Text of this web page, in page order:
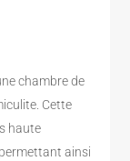
chambre de
Cette
haute
ainsi